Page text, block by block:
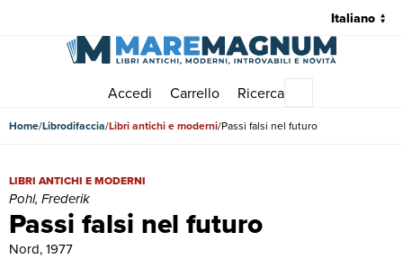
Accedi Carrello Ricerca
Home Librodifaccia Libri antichi e moderni Passi falsi nel futuro
Passi falsi nel futuro
Passi falsi nel futuro | Libri antichi e moderni | Pohl, Frederik
LIBRI ANTICHI E MODERNI
Pohl, Frederik
Nord, 1977